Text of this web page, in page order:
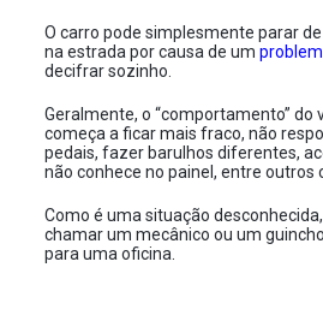
O carro pode simplesmente parar
na estrada por causa de um
decifrar sozinho.
Geralmente, o “comportamento” do
começa a ficar mais fraco, não
pedais, fazer barulhos diferentes,
não conhece no painel, entre outros
Como é uma situação
chamar um mecânico ou um
para uma oficina.